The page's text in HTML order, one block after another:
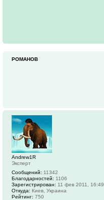
РОМАНОВ
Andrew1R
Эксперт
Сообщений: 11342
Благодарностей: 1106
Зарегистрирован: 11 фев 2011, 16:49
Откуда: Киев, Украина
Рейтинг: 750